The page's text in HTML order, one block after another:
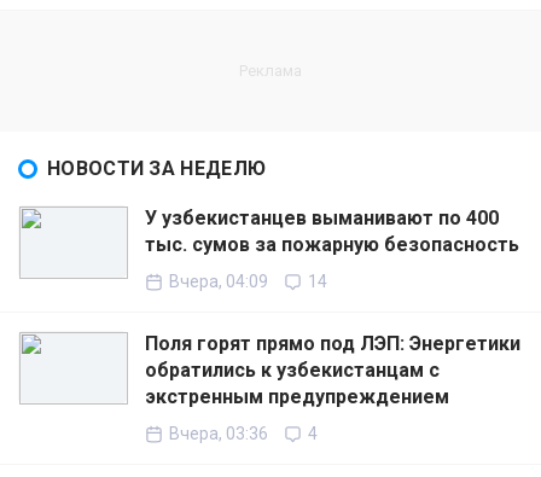
НОВОСТИ ЗА НЕДЕЛЮ
У узбекистанцев выманивают по 400
тыс. сумов за пожарную безопасность
Вчера, 04:09 14
Поля горят прямо под ЛЭП: Энергетики
обратились к узбекистанцам с
экстренным предупреждением
Вчера, 03:36 4